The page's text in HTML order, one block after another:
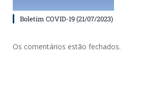
Boletim COVID-19 (21/07/2023)
Os comentários estão fechados.